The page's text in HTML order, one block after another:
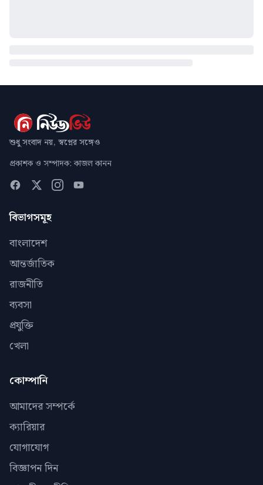
শুধু সংবাদ নয়, স্বপ্নের সঙ্গেও
প্রকাশক ও সম্পাদক: কাজল কানন
বিভাগসমূহ
বাংলাদেশ
আন্তর্জাতিক
রাজনীতি
ব্যবসা
প্রযুক্তি
খেলা
কোম্পানি
আমাদের সম্পর্কে
ক্যারিয়ার
যোগাযোগ
বিজ্ঞাপন দিন